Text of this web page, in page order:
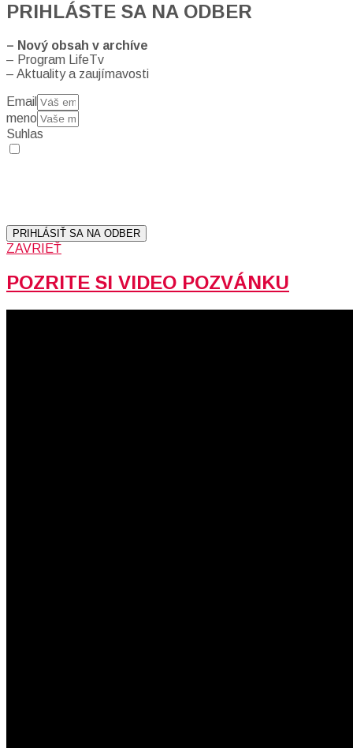
PRIHLÁSTE SA NA ODBER
– Nový obsah v archíve
– Program LifeTv
– Aktuality a zaujímavosti
Email
meno
Suhlas
PRIHLÁSIŤ SA NA ODBER
ZAVRIEŤ
POZRITE SI VIDEO POZVÁNKU